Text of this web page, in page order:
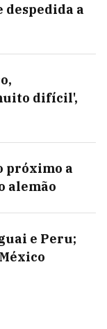
despedida a
difícil',
próximo a
alemão
e Peru;